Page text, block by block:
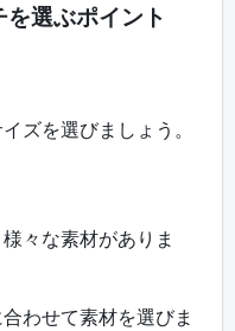
選ぶポイント
ズを選びましょう。
々な素材がありま
わせて素材を選びま